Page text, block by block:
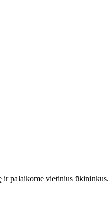
ir palaikome vietinius ūkininkus.